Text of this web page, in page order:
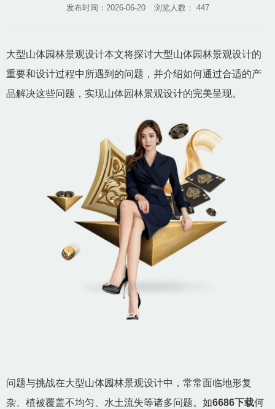
发布时间：2026-06-20 浏览人数： 447
大型山体园林景观设计本文将探讨大型山体园林景观设计的
重要和设计过程中所遇到的问题，并介绍如何通过合适的产
品解决这些问题，实现山体园林景观设计的完美呈现。
问题与挑战在大型山体园林景观设计中，常常面临地形复
杂、植被覆盖不均匀、水土流失等诸多问题。如6686下载何